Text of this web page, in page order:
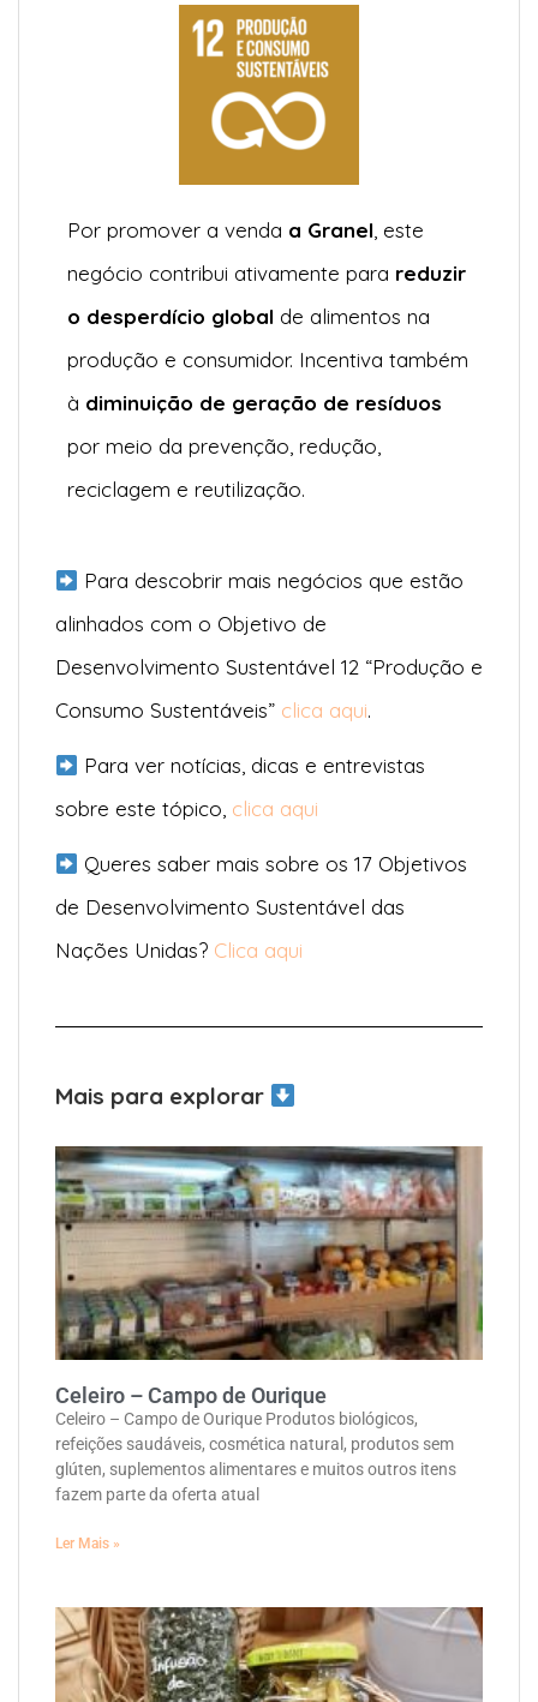
Por promover a venda a Granel, este
negócio contribui ativamente para reduzir
o desperdício global de alimentos na
produção e consumidor. Incentiva também
à diminuição de geração de resíduos
por meio da prevenção, redução,
reciclagem e reutilização.
Para descobrir mais negócios que estão
alinhados com o Objetivo de
Desenvolvimento Sustentável 12 “Produção e
Consumo Sustentáveis” clica aqui.
Para ver notícias, dicas e entrevistas
sobre este tópico, clica aqui
Queres saber mais sobre os 17 Objetivos
de Desenvolvimento Sustentável das
Nações Unidas? Clica aqui
Mais para explorar
Celeiro – Campo de Ourique
Celeiro – Campo de Ourique Produtos biológicos,
refeições saudáveis, cosmética natural, produtos sem
glúten, suplementos alimentares e muitos outros itens
fazem parte da oferta atual
Ler Mais »